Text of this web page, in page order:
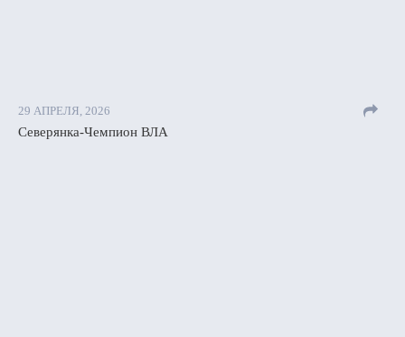
29 АПРЕЛЯ, 2026
Северянка-Чемпион ВЛА